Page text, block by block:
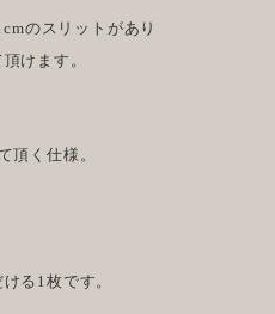
のスリットがあり
けます。
頂く仕様。
る1枚です。